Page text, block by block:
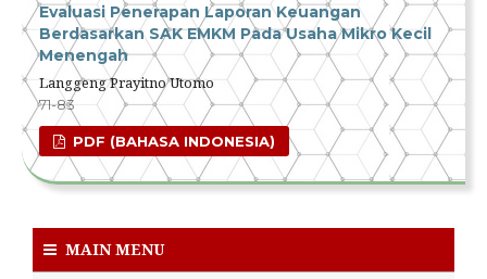
Evaluasi Penerapan Laporan Keuangan
Berdasarkan SAK EMKM Pada Usaha Mikro Kecil
Menengah
Langgeng Prayitno Utomo
71-83
PDF (BAHASA INDONESIA)
MAIN MENU